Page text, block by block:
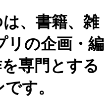
、書籍、雑
リの企画・編
専門とする
す。
・映画関連
ト
閣